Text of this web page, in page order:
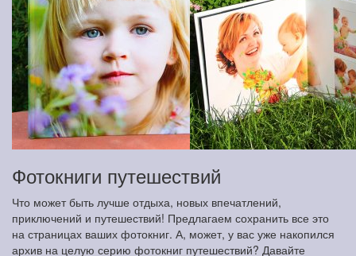
Фотокниги путешествий
Что может быть лучше отдыха, новых впечатлений,
приключений и путешествий! Предлагаем сохранить все это
на страницах ваших фотокниг. А, может, у вас уже накопился
архив на целую серию фотокниг путешествий? Давайте